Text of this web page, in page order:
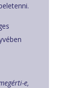
e,